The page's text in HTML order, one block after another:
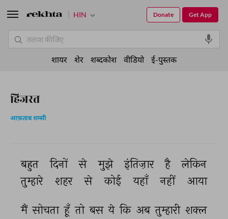
हिजरत
आफ़ताब शम्सी
बहुत दिनों से मुझे इंतिज़ार है
लेकिन
तुम्हारे
शहर से कोई यहाँ नहीं आया
मैं सोचता हूँ तो बस ये कि अब तुम्हारी शक्ल
HIN Get App
Donate
शायर शेर शब्दकोश वीडियो ई-पुस्तक